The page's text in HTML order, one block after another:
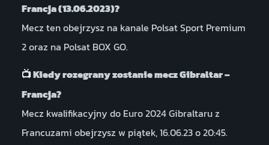
Francja (13.06.2023)?
Mecz ten obejrzysz na kanale Polsat Sport Premium
2 oraz na Polsat BOX GO.
📺Kiedy rozegrany zostanie mecz Gibraltar –
Francja?
Mecz kwalifikacyjny do Euro 2024 Gibraltaru z
Francuzami obejrzysz w piątek, 16.06.23 o 20:45.